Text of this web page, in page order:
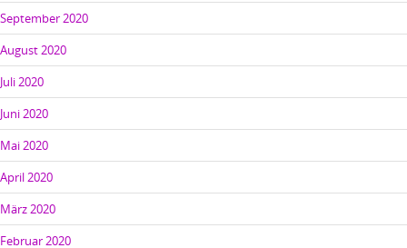
September 2020
August 2020
Juli 2020
Juni 2020
Mai 2020
April 2020
März 2020
Februar 2020